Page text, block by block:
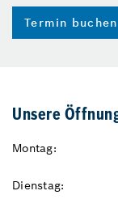
Termin buchen
Unsere
Montag:
Dienstag: